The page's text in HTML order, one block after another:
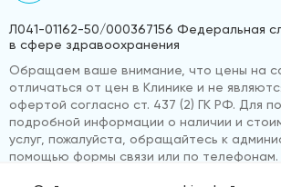
Л041-01162-50/000367156 Федеральная
в сфере здравоохранения
Обращаем ваше внимание, что цены на
отличаться от цен в Клинике и не
офертой согласно ст. 437 (2) ГК РФ. Для
подробной информации о наличии и
услуг, пожалуйста, обращайтесь к
помощью формы связи или по телефонам.